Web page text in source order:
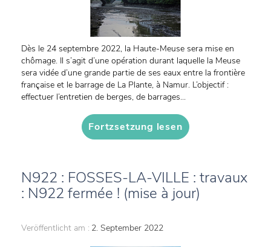
Dès le 24 septembre 2022, la Haute-Meuse sera mise en
chômage. Il s’agit d’une opération durant laquelle la Meuse
sera vidée d’une grande partie de ses eaux entre la frontière
française et le barrage de La Plante, à Namur. L’objectif :
effectuer l’entretien de berges, de barrages...
Fortzsetzung lesen
N922 : FOSSES-LA-VILLE : travaux
: N922 fermée ! (mise à jour)
Veröffentlicht am : 2. September 2022